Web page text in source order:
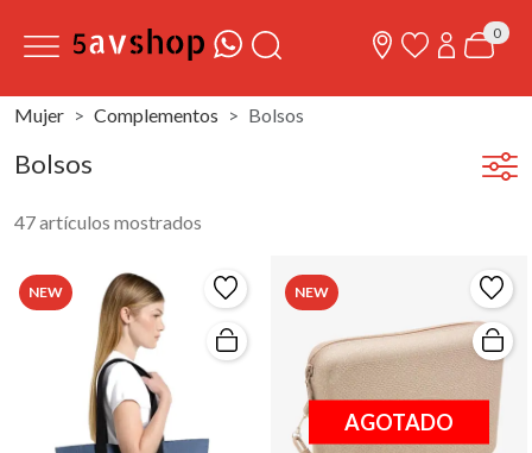
0
Mujer Complementos Bolsos
Bolsos
47 artículos mostrados
NEW NEW
AGOTADO